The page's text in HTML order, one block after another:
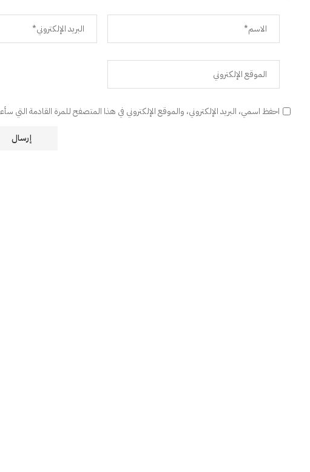
احفظ اسمي، البريد الإلكتروني، والموقع الإلكتروني في هذا المتصفح للمرة القادمة التي